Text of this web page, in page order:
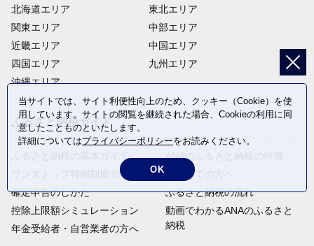
北海道エリア
関東エリア
近畿エリア
四国エリア
沖縄エリア
東北エリア
中部エリア
中国エリア
九州エリア
ふるさと納税ガイド
ふるさと納税の基本ガイド
ワンストップ特例制度ガイド
確定申告のしかた
控除上限額シミュレーション
年金受給者・自営業者の方へ
ANAのふるさと納税の特徴
はじめての方へ
ふるさと納税の流れ
動画でわかるANAのふるさと
納税
当サイトでは、サイト利便性向上のため、クッキー（Cookie）を使
用しています。サイトの閲覧を継続された場合、Cookieの利用に同
意したことものといたします。
詳細についてはプライバシーポリシーをお読みください。
OK